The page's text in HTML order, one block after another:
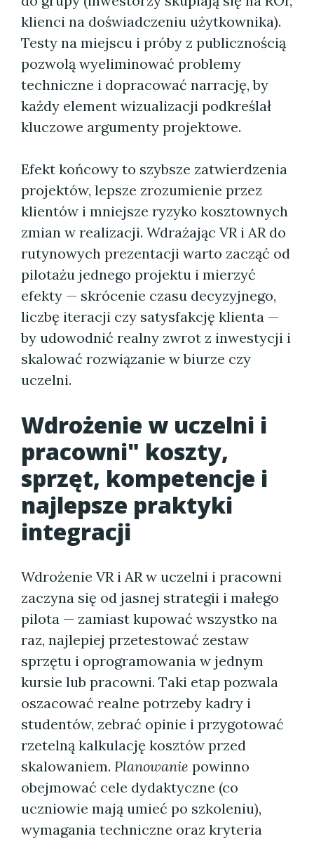
klienci na doświadczeniu użytkownika).
Testy na miejscu i próby z publicznością
pozwolą wyeliminować problemy
techniczne i dopracować narrację, by
każdy element wizualizacji podkreślał
kluczowe argumenty projektowe.
Efekt końcowy to szybsze zatwierdzenia
projektów, lepsze zrozumienie przez
klientów i mniejsze ryzyko kosztownych
zmian w realizacji. Wdrażając VR i AR do
rutynowych prezentacji warto zacząć od
pilotażu jednego projektu i mierzyć
efekty — skrócenie czasu decyzyjnego,
liczbę iteracji czy satysfakcję klienta —
by udowodnić realny zwrot z inwestycji i
skalować rozwiązanie w biurze czy
uczelni.
Wdrożenie w uczelni i
pracowni" koszty,
sprzęt, kompetencje i
najlepsze praktyki
integracji
Wdrożenie VR i AR w uczelni i pracowni
zaczyna się od jasnej strategii i małego
pilota — zamiast kupować wszystko na
raz, najlepiej przetestować zestaw
sprzętu i oprogramowania w jednym
kursie lub pracowni. Taki etap pozwala
oszacować realne potrzeby kadry i
studentów, zebrać opinie i przygotować
rzetelną kalkulację kosztów przed
skalowaniem. Planowanie powinno
obejmować cele dydaktyczne (co
uczniowie mają umieć po szkoleniu),
wymagania techniczne oraz kryteria